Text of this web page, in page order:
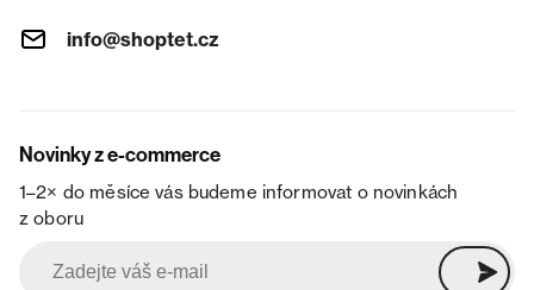
info@shoptet.cz
Novinky z e-commerce
1–2× do měsíce vás budeme informovat o novinkách
z oboru